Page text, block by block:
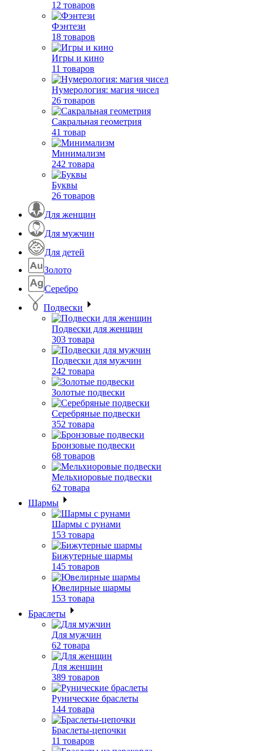
12 товаров
Фэнтези
18 товаров
Игры и кино
11 товаров
Нумерология: магия чисел
26 товаров
Сакральная геометрия
41 товар
Минимализм
242 товара
Буквы
26 товаров
Для женщин
Для мужчин
Для детей
Золото
Серебро
Подвески
Подвески для женщин
303 товара
Подвески для мужчин
242 товара
Золотые подвески
Серебряные подвески
352 товара
Бронзовые подвески
68 товаров
Мельхиоровые подвески
62 товара
Шармы
Шармы с рунами
153 товара
Бижутерные шармы
145 товаров
Ювелирные шармы
153 товара
Браслеты
Для мужчин
62 товара
Для женщин
389 товаров
Рунические браслеты
144 товара
Браслеты-цепочки
11 товаров